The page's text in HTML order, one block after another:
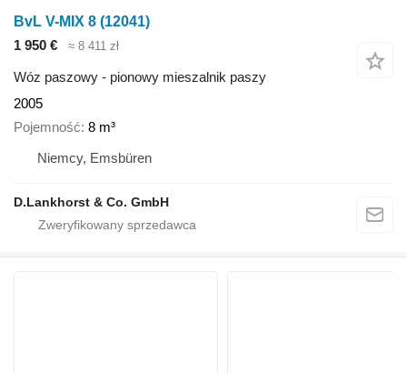
BvL V-MIX 8 (12041)
1 950 €
≈ 8 411 zł
Wóz paszowy - pionowy mieszalnik paszy
2005
Pojemność 8 m³
Niemcy, Emsbüren
D.Lankhorst & Co. GmbH